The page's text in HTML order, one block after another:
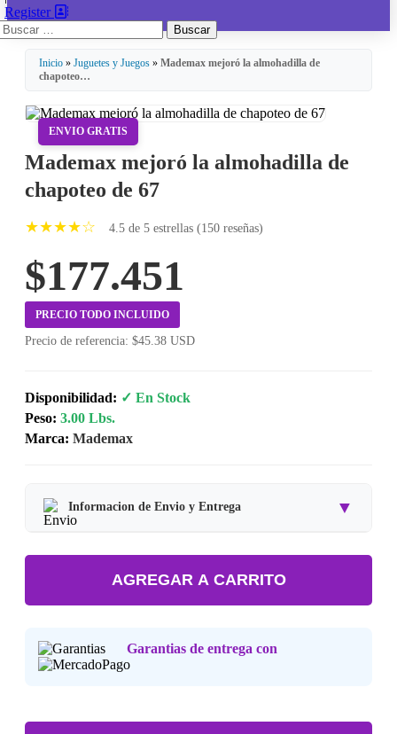
Register
Inicio » Juguetes y Juegos » Mademax mejoró la almohadilla de
chapoteo…
ENVIO GRATIS
Mademax mejoró la almohadilla de
chapoteo de 67
★★★★☆ 4.5 de 5 estrellas (150 reseñas)
$177.451
PRECIO TODO INCLUIDO
Precio de referencia: $45.38 USD
Disponibilidad: ✓ En Stock
Peso: 3.00 Lbs.
Marca: Mademax
Informacion de Envio y Entrega ▼
Tipo de producto:Producto Importado.
Tiempo de entrega:Estimado de 7 a 15 dias habiles.
Consulta nuestra Politica de Devoluciones.
AGREGAR A CARRITO
Garantias de entrega con